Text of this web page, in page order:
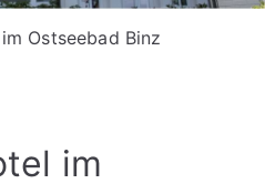
Ostseebad Binz
im